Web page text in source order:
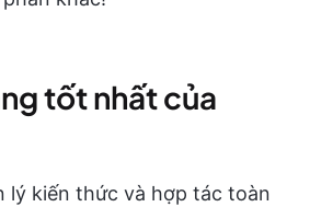
tốt nhất của
lý kiến thức và hợp tác toàn